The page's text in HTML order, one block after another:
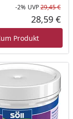
Preis
-2% UVP29,45 €
28,59 €
Produkt